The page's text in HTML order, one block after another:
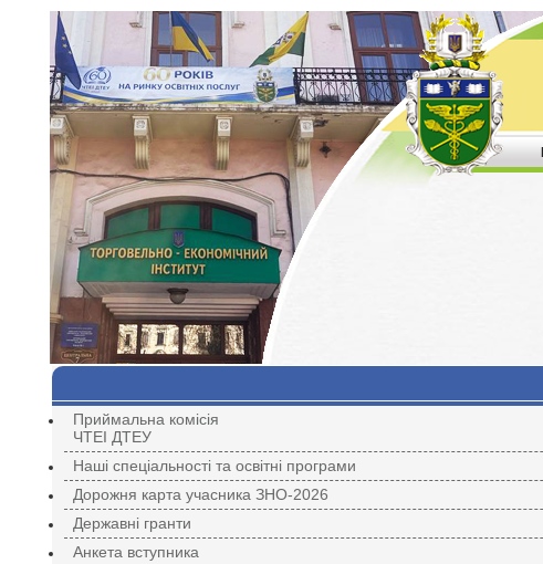
Приймальна комісія
ЧТЕІ ДТЕУ
Наші спеціальності та освітні програми
Дорожня карта учасника ЗНО-2026
Державні гранти
Анкета вступника